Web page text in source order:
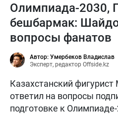
Олимпиада-2030,
бешбармак:
вопросы фанатов
Автор: Умербеков Владислав
Эксперт, редактор Offside.kz
Казахстанский
ответил на вопросы
подготовке к